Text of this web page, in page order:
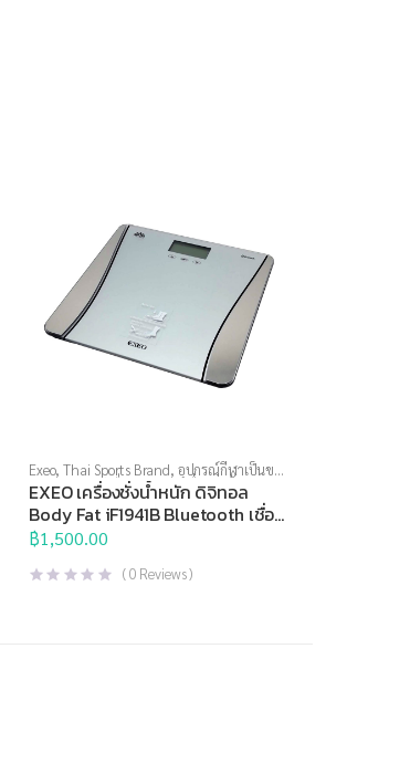
Exeo,Thai Sports Brand, อุปกรณ์กีฬาเป็นของ
ขวัญ,อุปกรณ์เพื่อสุขภาพ,เครื่องชั่งน้ำหนัก
เครื่องชั่งน้ำหนักวัดไขมัน
EXEO เครื่องชั่งน้ำหนัก ดิจิทอล
Body Fat iF1941B Bluetooth เชื่อม
ต่อ Smartphone ได้
฿1,500.00
(0 Reviews )